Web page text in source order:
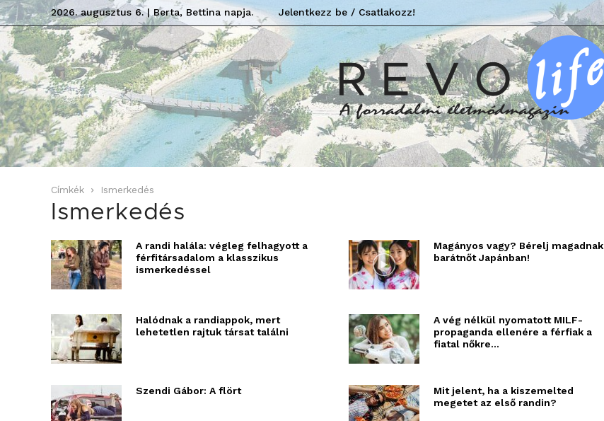
2026. augusztus 6. | Berta, Bettina napja. Jelentkezz be / Csatlakozz!
Címkék Ismerkedés
Ismerkedés
A randi halála: végleg felhagyott a
férfitársadalom a klasszikus
ismerkedéssel
Magányos vagy? Bérelj magadnak
barátnőt Japánban!
Halódnak a randiappok, mert
lehetetlen rajtuk társat találni
A vég nélkül nyomatott MILF-
propaganda ellenére a férfiak a
fiatal nőkre...
Szendi Gábor: A flört
Mit jelent, ha a kiszemelted
megetet az első randin?